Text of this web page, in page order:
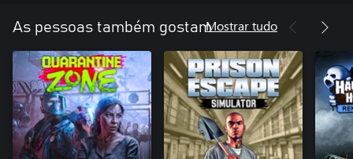
As pessoas também gostamMostrar tudo